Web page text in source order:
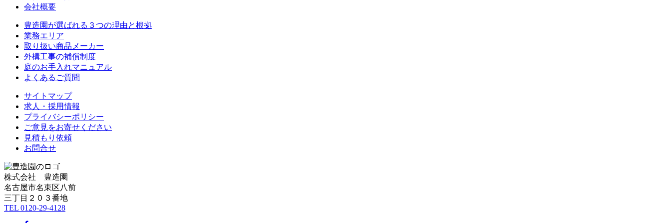
会社概要
豊造園が選ばれる３つの理由と根拠
業務エリア
取り扱い商品メーカー
外構工事の補償制度
庭のお手入れマニュアル
よくあるご質問
サイトマップ
求人・採用情報
プライバシーポリシー
ご意見をお寄せください
見積もり依頼
お問合せ
株式会社 豊造園
名古屋市名東区八前
三丁目２０３番地
TEL 0120-29-4128